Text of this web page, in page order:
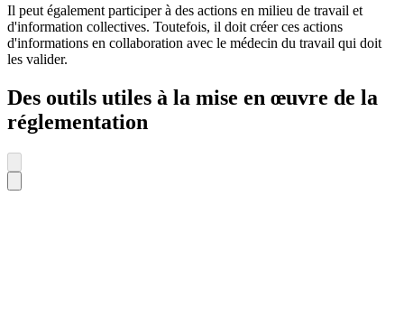
Il peut également participer à des actions en milieu de travail et
d'information collectives. Toutefois, il doit créer ces actions
d'informations en collaboration avec le médecin du travail qui doit
les valider.
Des outils utiles à la mise en œuvre de la
réglementation